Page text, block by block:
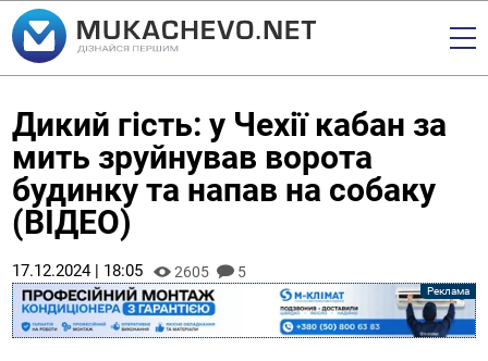
Дикий гість: у Чехії кабан за
мить зруйнував ворота
будинку та напав на собаку
(ВІДЕО)
17.12.2024 | 18:05 2605 5